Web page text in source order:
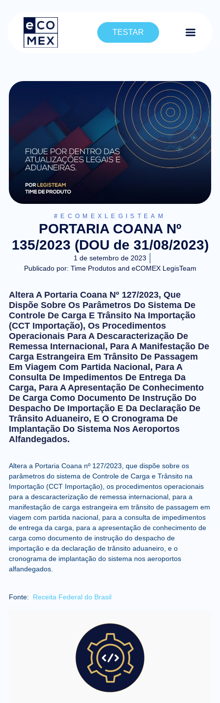
TESTAR
#ECOMEXLEGISTEAM
PORTARIA COANA Nº
135/2023 (DOU de 31/08/2023)
1 de setembro de 2023
Publicado por: Time Produtos and eCOMEX LegisTeam
Altera A Portaria Coana Nº 127/2023, Que
Dispõe Sobre Os Parâmetros Do Sistema De
Controle De Carga E Trânsito Na Importação
(CCT Importação), Os Procedimentos
Operacionais Para A Descaracterização De
Remessa Internacional, Para A Manifestação De
Carga Estrangeira Em Trânsito De Passagem
Em Viagem Com Partida Nacional, Para A
Consulta De Impedimentos De Entrega Da
Carga, Para A Apresentação De Conhecimento
De Carga Como Documento De Instrução Do
Despacho De Importação E Da Declaração De
Trânsito Aduaneiro, E O Cronograma De
Implantação Do Sistema Nos Aeroportos
Alfandegados.
Altera a Portaria Coana nº 127/2023, que dispõe sobre os
parâmetros do sistema de Controle de Carga e Trânsito na
Importação (CCT Importação), os procedimentos operacionais
para a descaracterização de remessa internacional, para a
manifestação de carga estrangeira em trânsito de passagem em
viagem com partida nacional, para a consulta de impedimentos
de entrega da carga, para a apresentação de conhecimento de
carga como documento de instrução do despacho de
importação e da declaração de trânsito aduaneiro, e o
cronograma de implantação do sistema nos aeroportos
alfandegados.
Fonte: Receita Federal do Brasil